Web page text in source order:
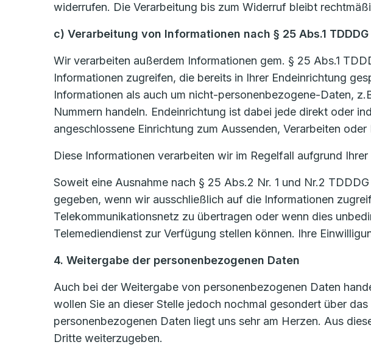
widerrufen. Die Verarbeitung bis zum Widerruf bleibt
c) Verarbeitung von Informationen nach § 25 Abs.1 TDDDG
Wir verarbeiten außerdem Informationen gem. § 25 Abs.1
Informationen zugreifen, die bereits in Ihrer Endeinrichtung
Informationen als auch um nicht-personenbezogene-Daten,
Nummern handeln. Endeinrichtung ist dabei jede direkt oder
angeschlossene Einrichtung zum Aussenden, Verarbeiten
Diese Informationen verarbeiten wir im Regelfall aufgrund
Soweit eine Ausnahme nach § 25 Abs.2 Nr. 1 und Nr.2
gegeben, wenn wir ausschließlich auf die Informationen
Telekommunikationsnetz zu übertragen oder wenn dies
Telemediendienst zur Verfügung stellen können. Ihre
4. Weitergabe der personenbezogenen Daten
Auch bei der Weitergabe von personenbezogenen Daten
wollen Sie an dieser Stelle jedoch nochmal gesondert über
personenbezogenen Daten liegt uns sehr am Herzen. Aus
Dritte weiterzugeben.